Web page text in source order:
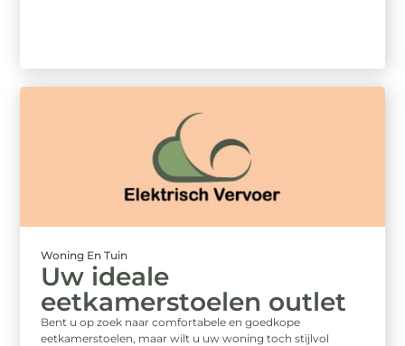
Woning En Tuin
Uw ideale
eetkamerstoelen outlet
Bent u op zoek naar comfortabele en goedkope
eetkamerstoelen, maar wilt u uw woning toch stijlvol